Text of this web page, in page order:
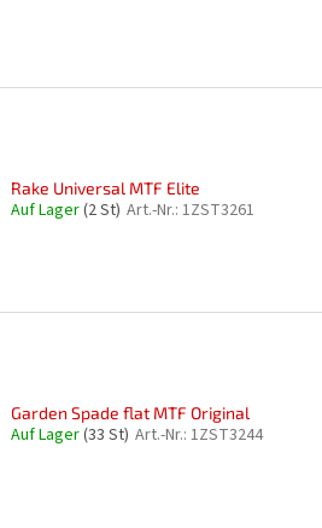
Rake Universal MTF Elite
Auf Lager(2 St) Art.-Nr.: 1ZST3261
Garden Spade flat MTF Original
Auf Lager(33 St) Art.-Nr.: 1ZST3244